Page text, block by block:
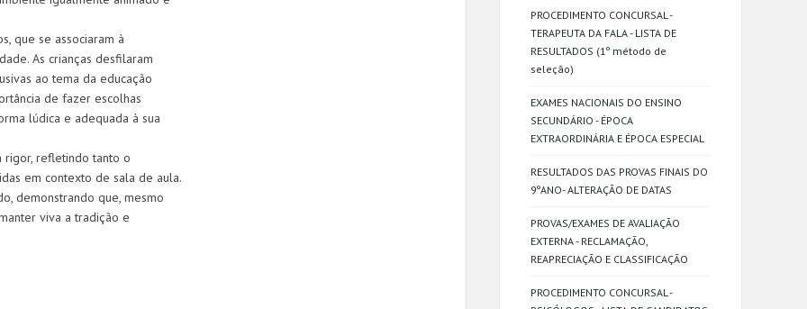
que se associaram à
As crianças desfilaram
ao tema da educação
de fazer escolhas
lúdica e adequada à sua
rigor, refletindo tanto o
em contexto de sala de aula.
demonstrando que, mesmo
viva a tradição e
PROCEDIMENTO CONCURSAL -
TERAPEUTA DA FALA - LISTA DE
RESULTADOS (1º método de
seleção)
EXAMES NACIONAIS DO ENSINO
SECUNDÁRIO - ÉPOCA
EXTRAORDINÁRIA E ÉPOCA ESPECIAL
RESULTADOS DAS PROVAS FINAIS DO
9ºANO- ALTERAÇÃO DE DATAS
PROVAS/EXAMES DE AVALIAÇÃO
EXTERNA - RECLAMAÇÃO,
REAPRECIAÇÃO E CLASSIFICAÇÃO
PROCEDIMENTO CONCURSAL -